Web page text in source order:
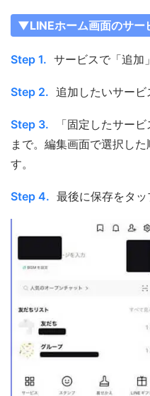
▼LINEホーム画面のサー
Step 1. サービスで「追加
Step 2. 追加したいサービ
Step 3.
「固定したサー
まで。編集画面で選択し
す。
Step 4. 最後に保存をタッ